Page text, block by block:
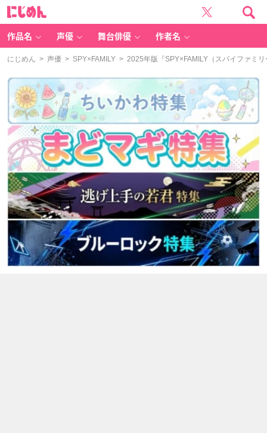
作品名 声優 舞台俳優 作者名
にじめん > 声優 > SPY×FAMILY > 2025年版『SPY×FAMILY（スパイファミ